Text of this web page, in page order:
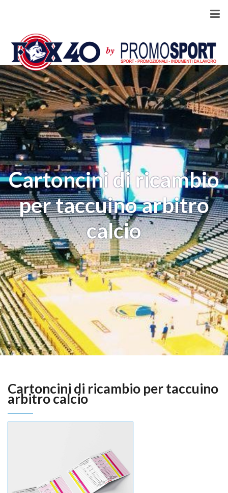
Cartoncini di ricambio
per taccuino arbitro
calcio
Cartoncini di ricambio per taccuino
arbitro calcio